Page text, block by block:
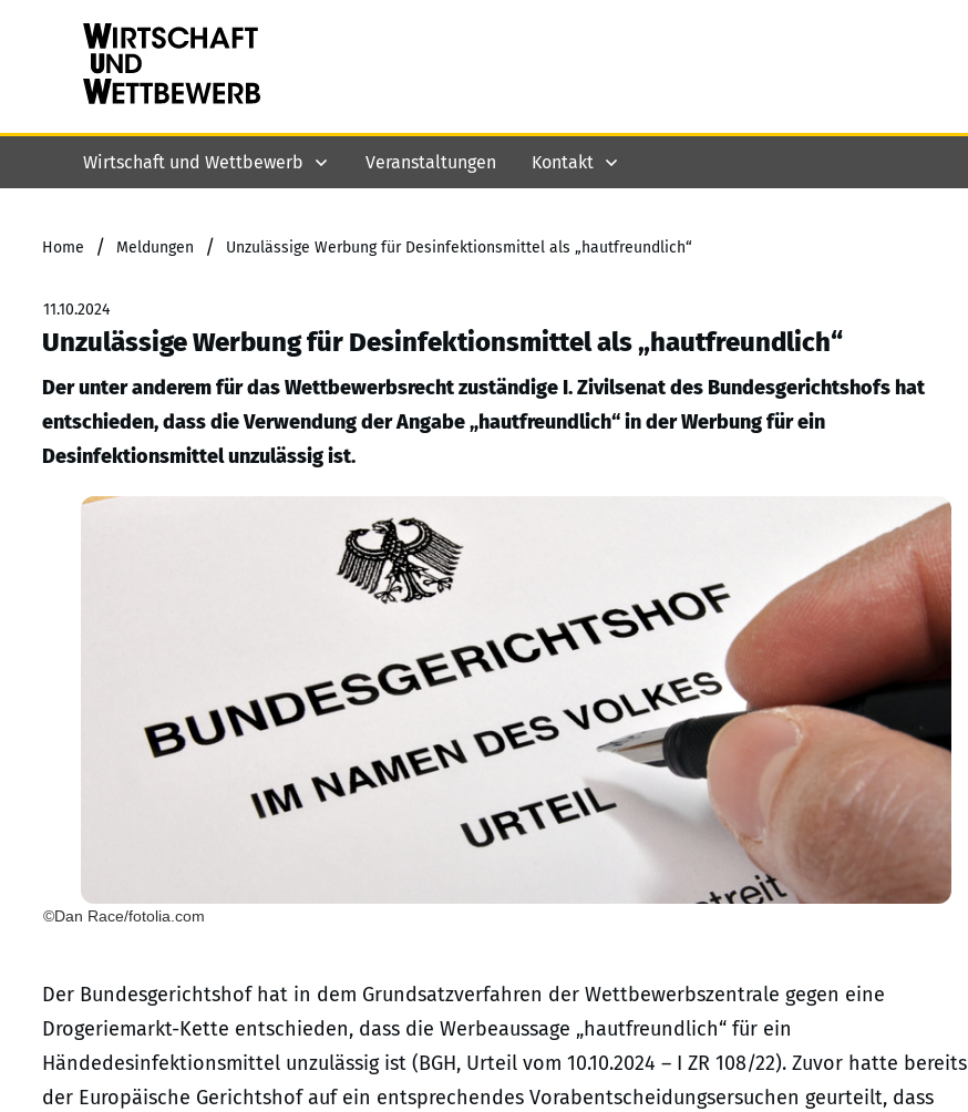
Wirtschaft und Wettbewerb Veranstaltungen Kontakt
Home / Meldungen / Unzulässige Werbung für Desinfektionsmittel als „hautfreundlich“
11.10.2024
Unzulässige Werbung für Desinfektionsmittel als „hautfreundlich“
Der unter anderem für das Wettbewerbsrecht zuständige I. Zivilsenat des Bundesgerichtshofs hat
entschieden, dass die Verwendung der Angabe „hautfreundlich“ in der Werbung für ein
Desinfektionsmittel unzulässig ist.
©Dan Race/fotolia.com
Der Bundesgerichtshof hat in dem Grundsatzverfahren der Wettbewerbszentrale gegen eine
Drogeriemarkt-Kette entschieden, dass die Werbeaussage „hautfreundlich“ für ein
Händedesinfektionsmittel unzulässig ist (BGH, Urteil vom 10.10.2024 – I ZR 108/22). Zuvor hatte bereits
der Europäische Gerichtshof auf ein entsprechendes Vorabentscheidungsersuchen geurteilt, dass